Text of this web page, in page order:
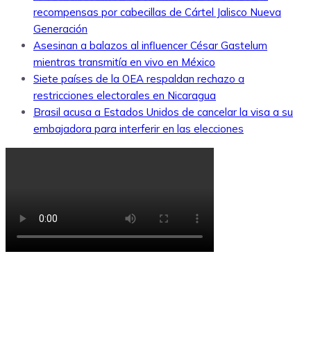
recompensas por cabecillas de Cártel Jalisco Nueva
Generación
Asesinan a balazos al influencer César Gastelum
mientras transmitía en vivo en México
Siete países de la OEA respaldan rechazo a
restricciones electorales en Nicaragua
Brasil acusa a Estados Unidos de cancelar la visa a su
embajadora para interferir en las elecciones